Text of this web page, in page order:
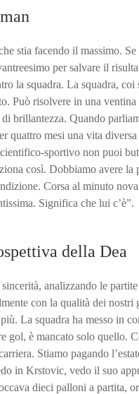
stia facendo il massimo. Se
per salvare il
la squadra. La squadra, coi
Può risolvere in una
brillantezza. Quando
quattro mesi una vita diversa
sportivo non puoi
così. Dobbiamo avere la
Corsa al minuto
Significa che lui c’è”.
della Dea
analizzando le
con la qualità dei nostri
La squadra ha messo in
gol, è mancato solo quello.
Stiamo pagando
in Krstovic, vedo il suo
dieci palloni a partita,